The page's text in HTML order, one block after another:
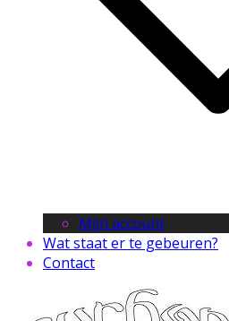
Mijn account
Wat staat er te gebeuren?
Contact